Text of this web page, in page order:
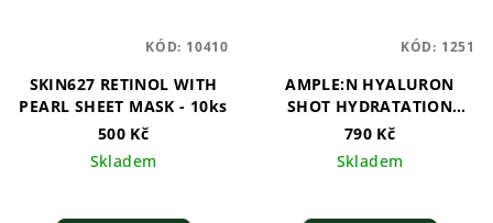
SKIN627 RETINOL WITH
PEARL SHEET MASK - 10ks
500 Kč
Skladem
KÓD: 10410
AMPLE:N HYALURON
SHOT HYDRATATION
CREAM - 60ml
790 Kč
Skladem
KÓD: 1251